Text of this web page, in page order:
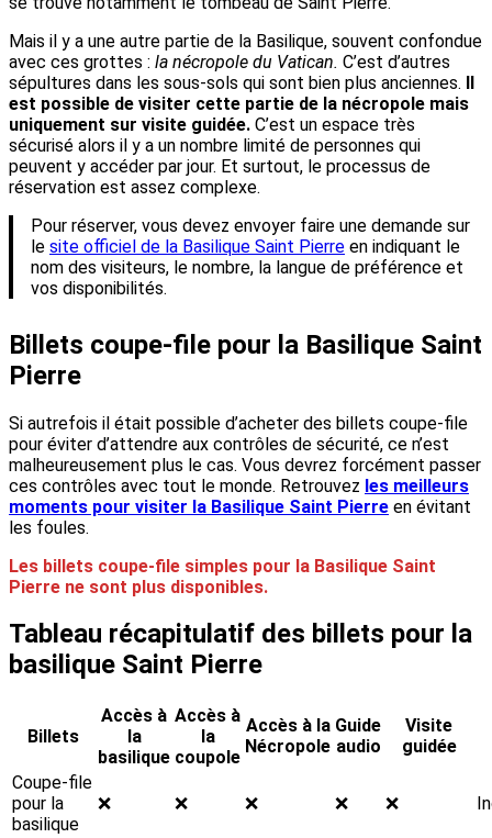
Mais il y a une autre partie de la Basilique, souvent confondue
avec ces grottes : la nécropole du Vatican. C’est d’autres
sépultures dans les sous-sols qui sont bien plus anciennes. Il
est possible de visiter cette partie de la nécropole mais
uniquement sur visite guidée. C’est un espace très
sécurisé alors il y a un nombre limité de personnes qui
peuvent y accéder par jour. Et surtout, le processus de
réservation est assez complexe.
Pour réserver, vous devez envoyer faire une demande sur
le site officiel de la Basilique Saint Pierre en indiquant le
nom des visiteurs, le nombre, la langue de préférence et
vos disponibilités.
Billets coupe-file pour la Basilique Saint
Pierre
Si autrefois il était possible d’acheter des billets coupe-file
pour éviter d’attendre aux contrôles de sécurité, ce n’est
malheureusement plus le cas. Vous devrez forcément passer
ces contrôles avec tout le monde. Retrouvez les meilleurs
moments pour visiter la Basilique Saint Pierre en évitant
les foules.
Les billets coupe-file simples pour la Basilique Saint
Pierre ne sont plus disponibles.
Tableau récapitulatif des billets pour la
basilique Saint Pierre
Billets
Accès à
la
basilique
Accès à
la
coupole
Accès à la
Nécropole
Guide
audio
Visite
guidée
Coupe-file
pour la
basilique
❌ ❌ ❌ ❌ ❌